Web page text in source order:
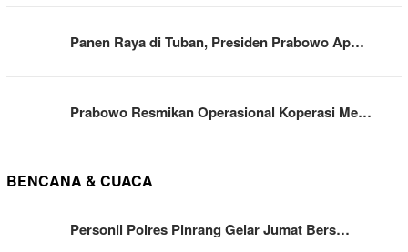
Panen Raya di Tuban, Presiden Prabowo Ap…
Prabowo Resmikan Operasional Koperasi Me…
BENCANA & CUACA
Personil Polres Pinrang Gelar Jumat Bers…